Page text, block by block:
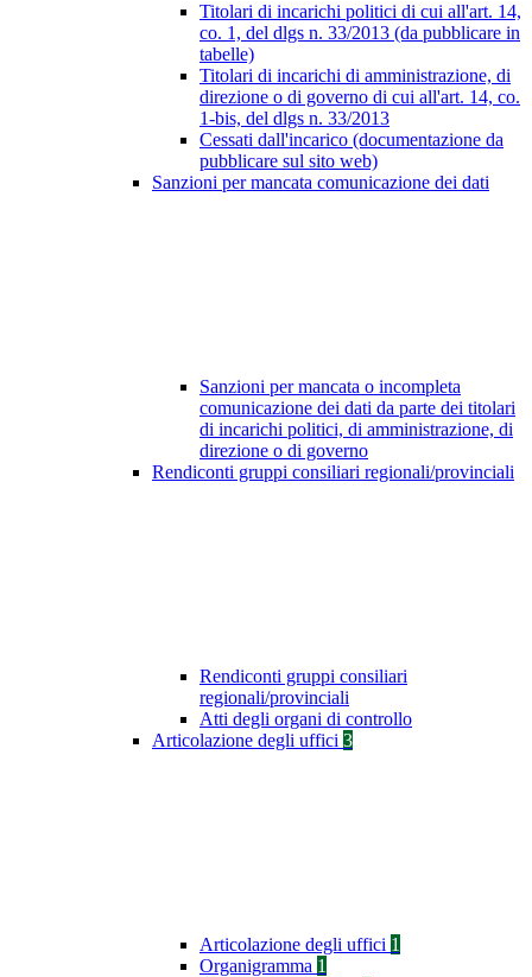
Titolari di incarichi politici di cui all'art. 14,
co. 1, del dlgs n. 33/2013 (da pubblicare in
tabelle)
Titolari di incarichi di amministrazione, di
direzione o di governo di cui all'art. 14, co.
1-bis, del dlgs n. 33/2013
Cessati dall'incarico (documentazione da
pubblicare sul sito web)
Sanzioni per mancata comunicazione dei dati
Sanzioni per mancata o incompleta
comunicazione dei dati da parte dei titolari
di incarichi politici, di amministrazione, di
direzione o di governo
Rendiconti gruppi consiliari regionali/provinciali
Rendiconti gruppi consiliari
regionali/provinciali
Atti degli organi di controllo
Articolazione degli uffici 3
Articolazione degli uffici 1
Organigramma 1